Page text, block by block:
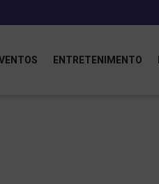
ENTRETENIMENTO